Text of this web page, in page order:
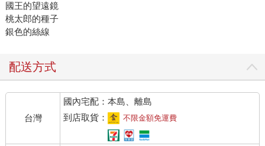
國王的望遠鏡
桃太郎的種子
銀色的絲線
配送方式
台灣
國內宅配：本島、離島
到店取貨：
不限金額免運費